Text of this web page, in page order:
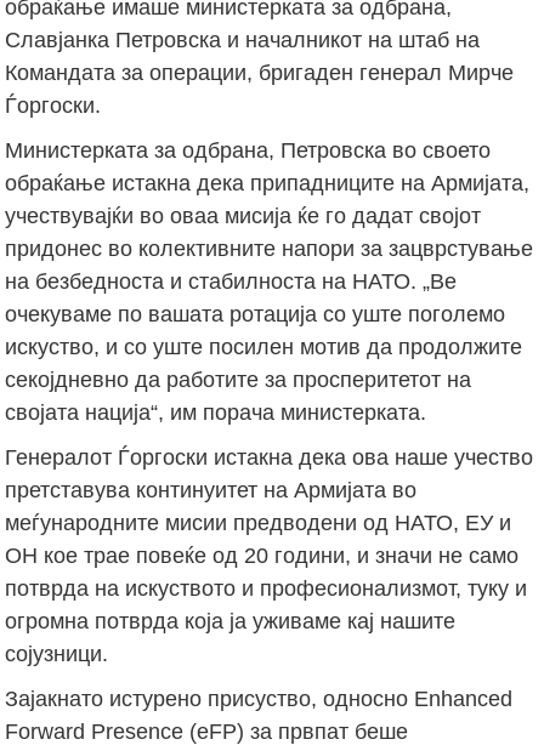
обраќање имаше министерката за одбрана,
Славјанка Петровска и началникот на штаб на
Командата за операции, бригаден генерал Мирче
Ѓоргоски.
Министерката за одбрана, Петровска во своето
обраќање истакна дека припадниците на Армијата,
учествувајќи во оваа мисија ќе го дадат својот
придонес во колективните напори за зацврстување
на безбедноста и стабилноста на НАТО. „Ве
очекуваме по вашата ротација со уште поголемо
искуство, и со уште посилен мотив да продолжите
секојдневно да работите за просперитетот на
својата нација“, им порача министерката.
Генералот Ѓоргоски истакна дека ова наше учество
претставува континуитет на Армијата во
меѓународните мисии предводени од НАТО, ЕУ и
ОН кое трае повеќе од 20 години, и значи не само
потврда на искуството и професионализмот, туку и
огромна потврда која ја уживаме кај нашите
сојузници.
Зајакнато истурено присуство, односно Enhanced
Forward Presence (eFP) за првпат беше